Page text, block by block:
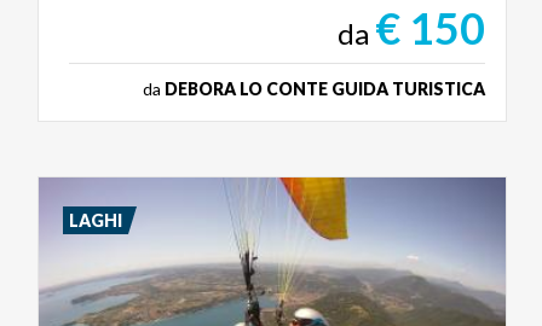
da € 150
da DEBORA LO CONTE GUIDA TURISTICA
LAGHI